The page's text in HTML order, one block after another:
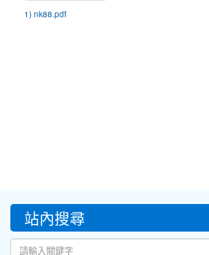
1) nk88.pdf
::: 站內搜尋